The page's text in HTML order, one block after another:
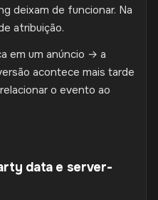
deixam de funcionar. Na
atribuição.
em um anúncio → a
acontece mais tarde
o evento ao
data e server-